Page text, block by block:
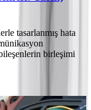
tasarlanmış hata
birleşimi